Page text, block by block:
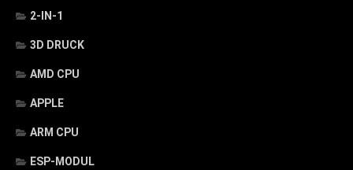
2-IN-1
3D DRUCK
AMD CPU
APPLE
ARM CPU
ESP-MODUL